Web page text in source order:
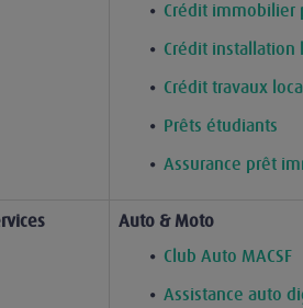
Crédit immobilier
Crédit installation
Crédit travaux
Prêts étudiants
Assurance prêt
Auto & Moto
Club Auto MACSF
Assistance auto